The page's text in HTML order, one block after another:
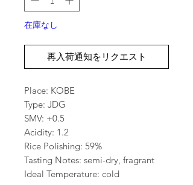
在庫なし
再入荷通知をリクエスト
Place: KOBE
Type: JDG
SMV: +0.5
Acidity: 1.2
Rice Polishing: 59%
Tasting Notes: semi-dry, fragrant
Ideal Temperature: cold